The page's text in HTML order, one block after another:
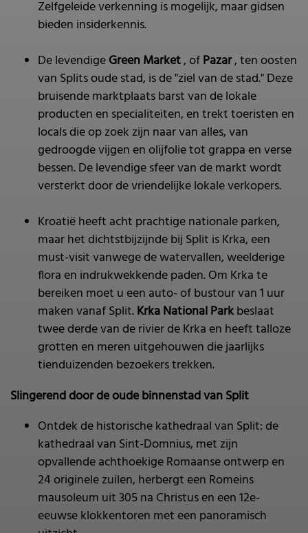
Zelfgeleide verkenning is mogelijk, maar gidsen
bieden insiderkennis.
De levendigeGreen Market, ofPazar, ten oosten
van Splits oude stad, is de "ziel van de stad." Deze
bruisende marktplaats barst van de lokale
producten en specialiteiten, en trekt toeristen en
locals die op zoek zijn naar van alles, van
gedroogde vijgen en olijfolie tot grappa en verse
bessen. De levendige sfeer van de markt wordt
versterkt door de vriendelijke lokale verkopers.
Kroatië heeft acht prachtige nationale parken,
maar het dichtstbijzijnde bij Split is Krka, een
must-visit vanwege de watervallen, weelderige
flora en indrukwekkende paden. Om Krka te
bereiken moet u een auto- of bustour van 1 uur
maken vanaf Split.Krka National Parkbeslaat
twee derde van de rivier de Krka en heeft talloze
grotten en meren uitgehouwen die jaarlijks
tienduizenden bezoekers trekken.
Slingerend door de oude binnenstad van Split
Ontdek de historische kathedraal van Split: de
kathedraal van Sint-Domnius, met zijn
opvallende achthoekige Romaanse ontwerp en
24 originele zuilen, herbergt een Romeins
mausoleum uit 305 na Christus en een 12e-
eeuwse klokkentoren met een panoramisch